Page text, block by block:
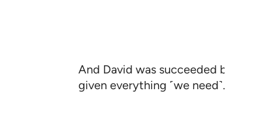
And David was succeeded by
given everything ˹we need˺. This